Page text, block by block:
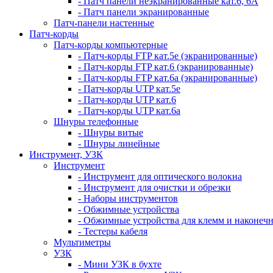
- Патч панели экранированные
Патч-панели настенные
Патч-корды
Патч-корды компьютерные
- Патч-корды FTP кат.5е (экранированные)
- Патч-корды FTP кат.6 (экранированные)
- Патч-корды FTP кат.6а (экранированные)
- Патч-корды UTP кат.5е
- Патч-корды UTP кат.6
- Патч-корды UTP кат.6а
Шнуры телефонные
- Шнуры витые
- Шнуры линейные
Инструмент, УЗК
Инструмент
- Инструмент для оптического волокна
- Инструмент для очистки и обрезки
- Наборы инструментов
- Обжимные устройства
- Обжимные устройства для клемм и
- Тестеры кабеля
Мультиметры
УЗК
- Мини УЗК в бухте